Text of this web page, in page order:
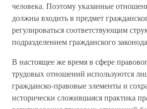
человека. Поэтому указанные
должны входить в предмет
регулироваться соответствующим
подразделением гражданского
В настоящее же время в сфере
трудовых отношений используются
гражданско-правовые элементы и
исторически сложившаяся практика